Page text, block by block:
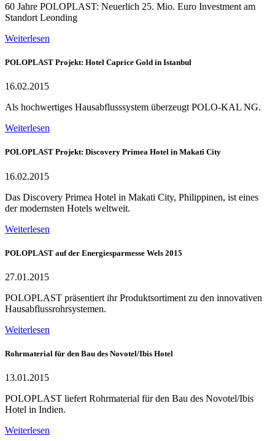
60 Jahre POLOPLAST: Neuerlich 25. Mio. Euro Investment am
Standort Leonding
Weiterlesen
POLOPLAST Projekt: Hotel Caprice Gold in Istanbul
16.02.2015
Als hochwertiges Hausabflusssystem überzeugt POLO-KAL NG.
Weiterlesen
POLOPLAST Projekt: Discovery Primea Hotel in Makati City
16.02.2015
Das Discovery Primea Hotel in Makati City, Philippinen, ist eines
der modernsten Hotels weltweit.
Weiterlesen
POLOPLAST auf der Energiesparmesse Wels 2015
27.01.2015
POLOPLAST präsentiert ihr Produktsortiment zu den innovativen
Hausabflussrohrsystemen.
Weiterlesen
Rohrmaterial für den Bau des Novotel/Ibis Hotel
13.01.2015
POLOPLAST liefert Rohrmaterial für den Bau des Novotel/Ibis
Hotel in Indien.
Weiterlesen